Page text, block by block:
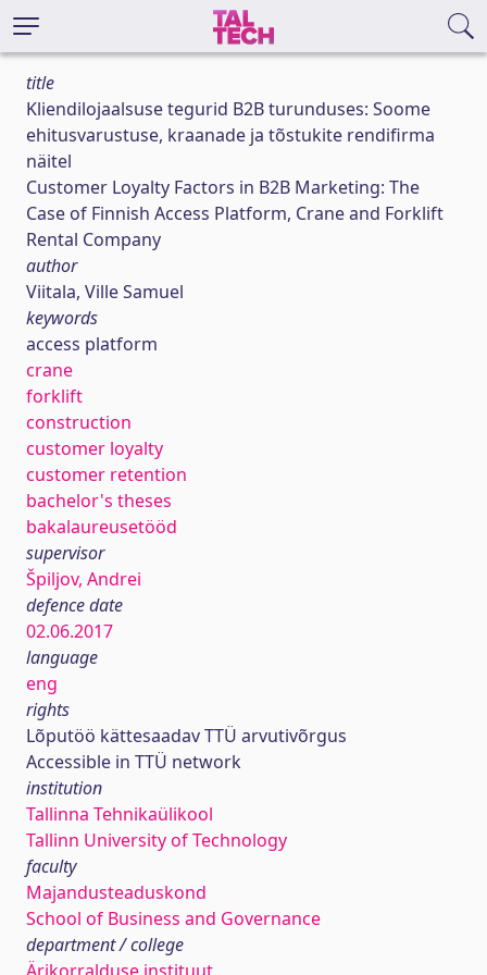
title
Kliendilojaalsuse tegurid B2B turunduses: Soome
ehitusvarustuse, kraanade ja tõstukite rendifirma
näitel
Customer Loyalty Factors in B2B Marketing: The
Case of Finnish Access Platform, Crane and Forklift
Rental Company
author
Viitala, Ville Samuel
keywords
access platform
crane
forklift
construction
customer loyalty
customer retention
bachelor's theses
bakalaureusetööd
supervisor
Špiljov, Andrei
defence date
02.06.2017
language
eng
rights
Lõputöö kättesaadav TTÜ arvutivõrgus
Accessible in TTÜ network
institution
Tallinna Tehnikaülikool
Tallinn University of Technology
faculty
Majandusteaduskond
School of Business and Governance
department / college